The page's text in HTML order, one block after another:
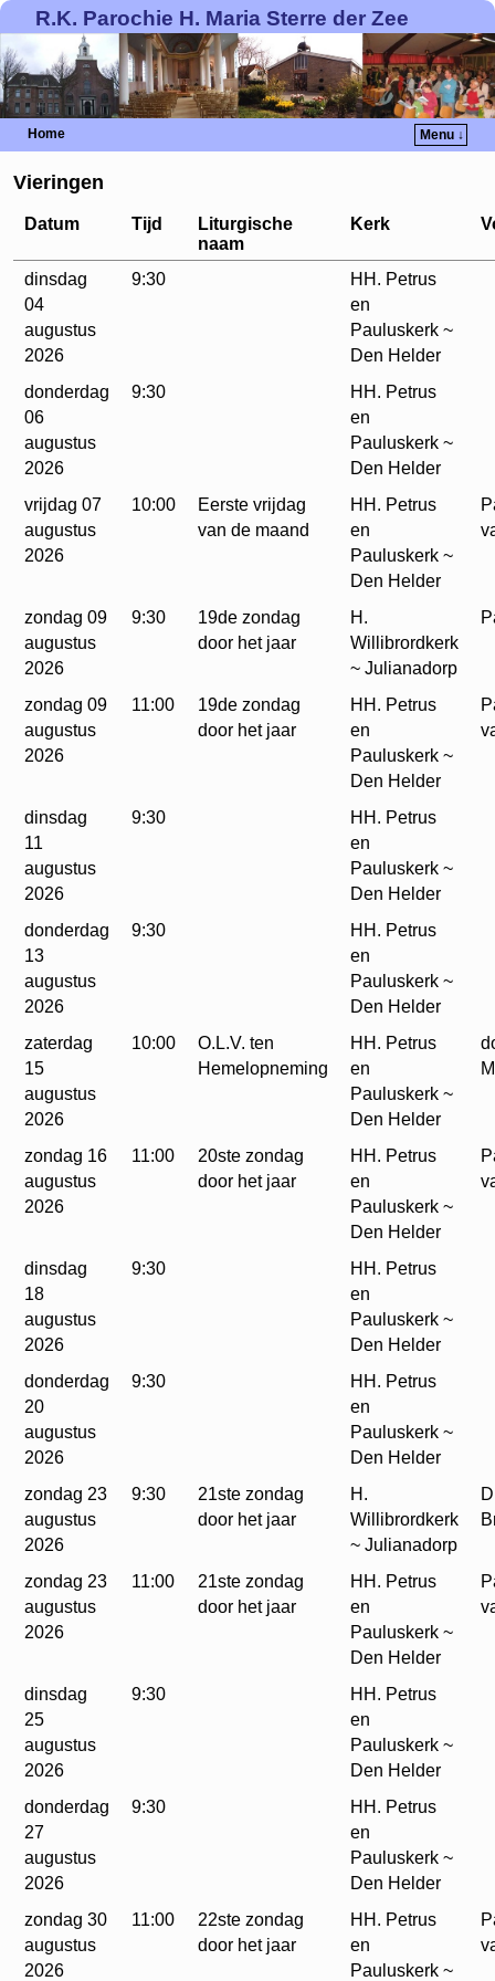
R.K. Parochie H. Maria Sterre der Zee
Home Menu ↓
Vieringen
Datum Tijd
Liturgische
naam
Kerk
dinsdag
04
augustus
2026
9:30
HH. Petrus
en
Pauluskerk ~
Den Helder
donderdag
06
augustus
2026
9:30
HH. Petrus
en
Pauluskerk ~
Den Helder
vrijdag 07
augustus
2026
10:00
Eerste vrijdag
van de maand
HH. Petrus
en
Pauluskerk ~
Den Helder
zondag 09
augustus
2026
9:30
19de zondag
door het jaar
H.
Willibrordkerk
~ Julianadorp
zondag 09
augustus
2026
11:00
19de zondag
door het jaar
HH. Petrus
en
Pauluskerk ~
Den Helder
dinsdag
11
augustus
2026
9:30
HH. Petrus
en
Pauluskerk ~
Den Helder
donderdag
13
augustus
2026
9:30
HH. Petrus
en
Pauluskerk ~
Den Helder
zaterdag
15
augustus
2026
10:00
O.L.V. ten
Hemelopneming
HH. Petrus
en
Pauluskerk ~
Den Helder
zondag 16
augustus
2026
11:00
20ste zondag
door het jaar
HH. Petrus
en
Pauluskerk ~
Den Helder
dinsdag
18
augustus
2026
9:30
HH. Petrus
en
Pauluskerk ~
Den Helder
donderdag
20
augustus
2026
9:30
HH. Petrus
en
Pauluskerk ~
Den Helder
zondag 23
augustus
2026
9:30
21ste zondag
door het jaar
H.
Willibrordkerk
~ Julianadorp
zondag 23
augustus
2026
11:00
21ste zondag
door het jaar
HH. Petrus
en
Pauluskerk ~
Den Helder
dinsdag
25
augustus
2026
9:30
HH. Petrus
en
Pauluskerk ~
Den Helder
donderdag
27
augustus
2026
9:30
HH. Petrus
en
Pauluskerk ~
Den Helder
zondag 30
augustus
2026
11:00
22ste zondag
door het jaar
HH. Petrus
en
Pauluskerk ~